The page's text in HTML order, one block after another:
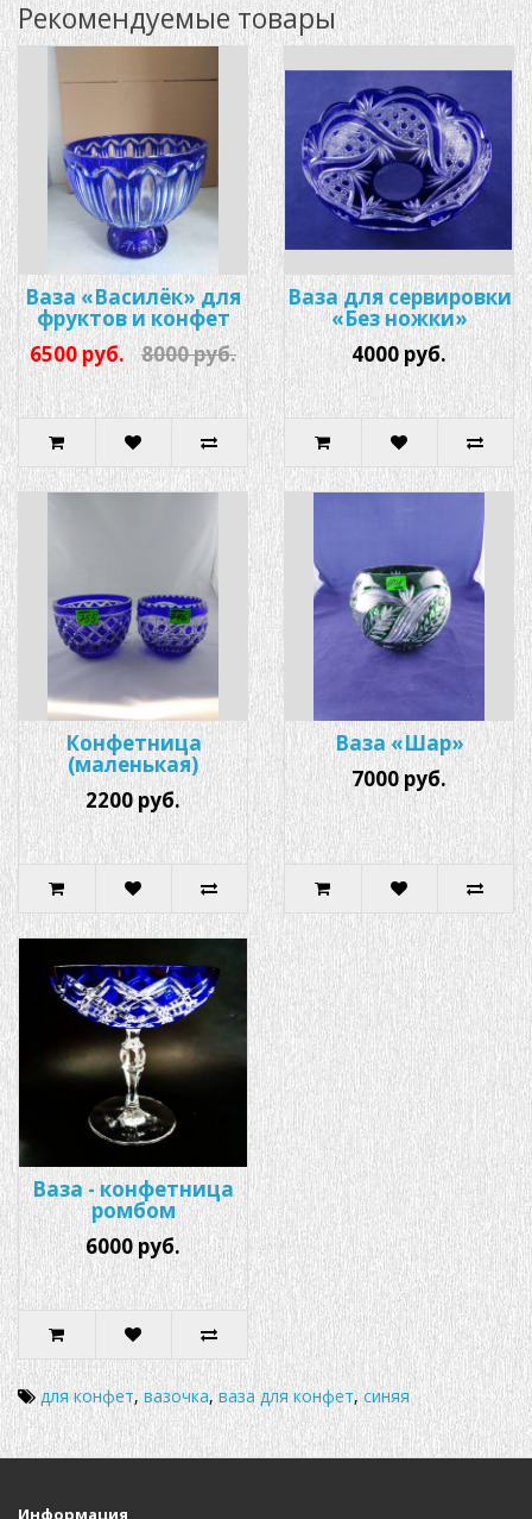
Рекомендуемые товары
Ваза «Василёк» для
фруктов и конфет
6500 руб.
8000 руб.
Ваза для сервировки
«Без ножки»
4000 руб.
Конфетница
(маленькая)
2200 руб.
Ваза «Шар»
7000 руб.
Ваза - конфетница
ромбом
6000 руб.
для конфет, вазочка, ваза для конфет,синяя
Информация